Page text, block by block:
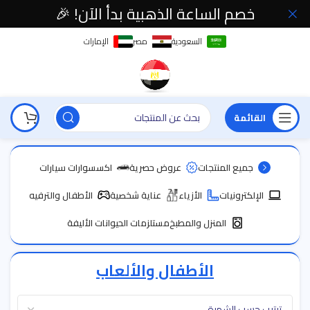
السعودية مصر الإمارات
القائمة
جميع المنتجات عروض حصرية
اكسسوارات سيارات
الإلكترونيات
الأزياء عناية شخصية
الأطفال والترفيه
المنزل والمطبخمستلزمات الحيوانات الأليفة
الأطفال والألعاب
خصم الساعة الذهبية بدأ الآن! 🎉